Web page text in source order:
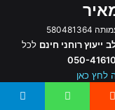
ייעוץ רוחני חינם לכל
לחץ כאן